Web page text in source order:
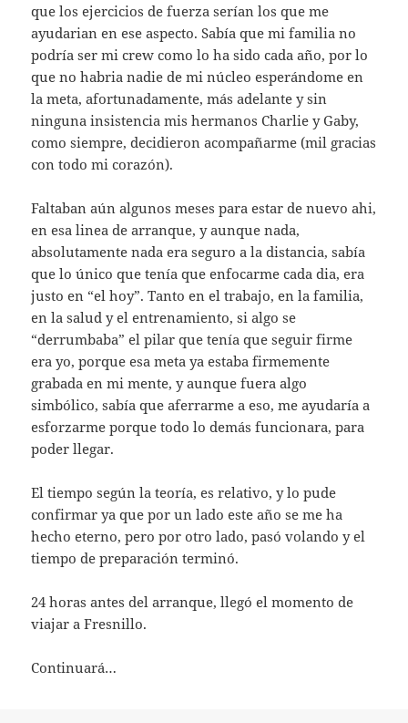
que los ejercicios de fuerza serían los que me
ayudarian en ese aspecto. Sabía que mi familia no
podría ser mi crew como lo ha sido cada año, por lo
que no habria nadie de mi núcleo esperándome en
la meta, afortunadamente, más adelante y sin
ninguna insistencia mis hermanos Charlie y Gaby,
como siempre, decidieron acompañarme (mil gracias
con todo mi corazón).
Faltaban aún algunos meses para estar de nuevo ahi,
en esa linea de arranque, y aunque nada,
absolutamente nada era seguro a la distancia, sabía
que lo único que tenía que enfocarme cada dia, era
justo en “el hoy”. Tanto en el trabajo, en la familia,
en la salud y el entrenamiento, si algo se
“derrumbaba” el pilar que tenía que seguir firme
era yo, porque esa meta ya estaba firmemente
grabada en mi mente, y aunque fuera algo
simbólico, sabía que aferrarme a eso, me ayudaría a
esforzarme porque todo lo demás funcionara, para
poder llegar.
El tiempo según la teoría, es relativo, y lo pude
confirmar ya que por un lado este año se me ha
hecho eterno, pero por otro lado, pasó volando y el
tiempo de preparación terminó.
24 horas antes del arranque, llegó el momento de
viajar a Fresnillo.
Continuará…